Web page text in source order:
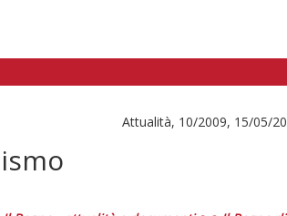
Attualità, 10/2009, 15/05/